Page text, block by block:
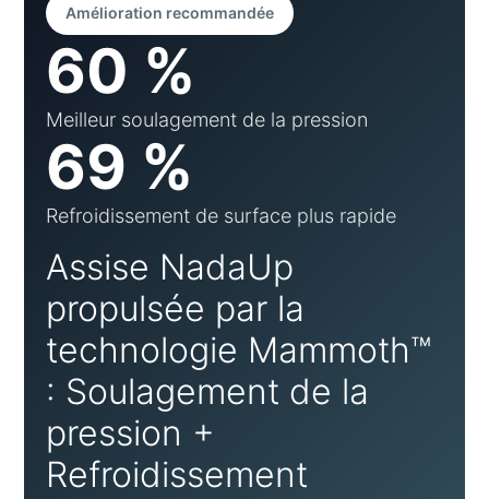
Amélioration recommandée
60 %
Meilleur soulagement de la pression
69 %
Refroidissement de surface plus rapide
Assise NadaUp
propulsée par la
technologie Mammoth™
: Soulagement de la
pression +
Refroidissement